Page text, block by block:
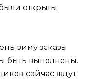
открыты.
зиму заказы
быть выполнены.
сейчас ждут